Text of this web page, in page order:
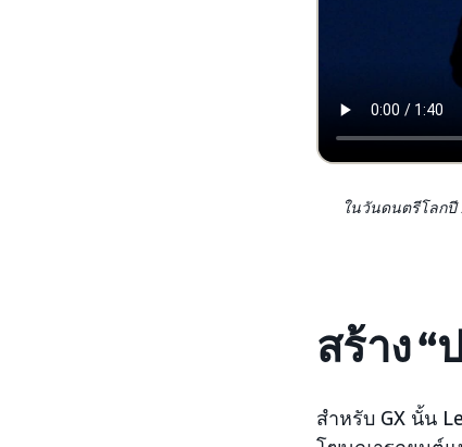
ในวันดนตรีโลกปี
สร้าง
สำหรับ GX นั้น